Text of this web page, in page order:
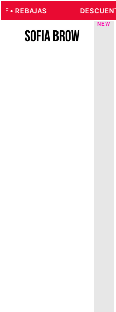
REBAJAS
CONTENT NEW